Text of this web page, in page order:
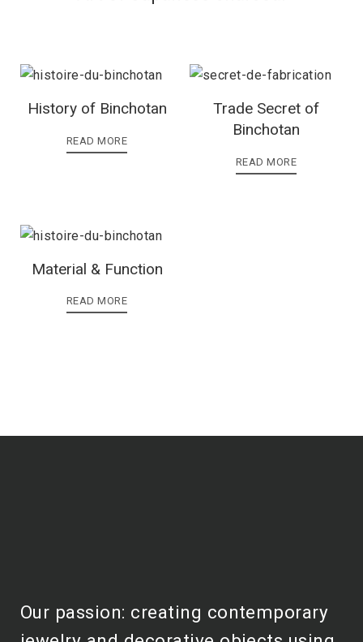
History of Binchotan
READ MORE
Trade Secret of
Binchotan
READ MORE
Material & Function
READ MORE
Our passion: creating contemporary